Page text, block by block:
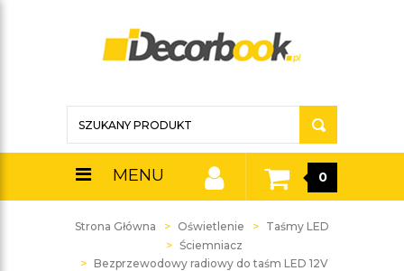
MENU 0
Strona Główna Oświetlenie
Taśmy LED
Ściemniacz
Bezprzewodowy radiowy do taśm LED 12V